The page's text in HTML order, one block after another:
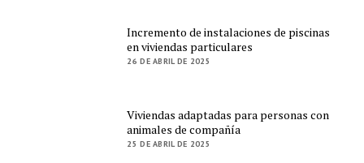
Incremento de instalaciones de piscinas
en viviendas particulares
26 DE ABRIL DE 2025
Viviendas adaptadas para personas con
animales de compañía
25 DE ABRIL DE 2025